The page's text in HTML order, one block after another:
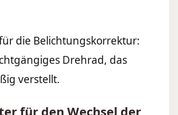
die Belichtungskorrektur:
Drehrad, das
verstellt.
für den Wechsel der